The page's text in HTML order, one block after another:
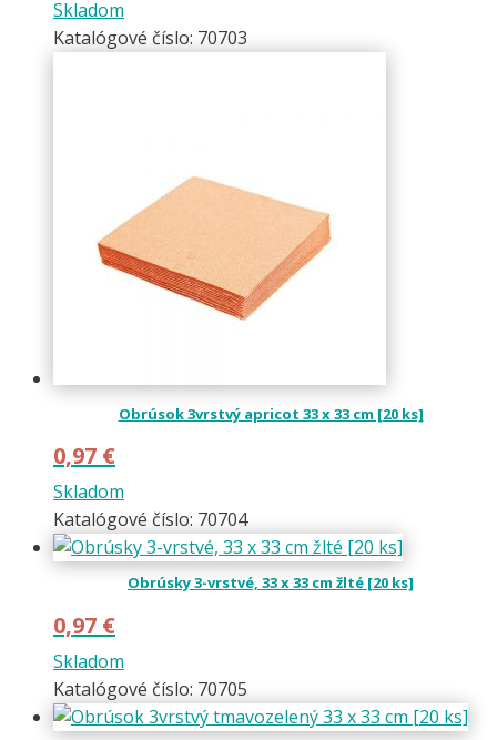
Skladom
Katalógové číslo: 70703
Obrúsok 3vrstvý apricot 33 x 33 cm [20 ks]
0,97 €
Skladom
Katalógové číslo: 70704
Obrúsky 3-vrstvé, 33 x 33 cm žlté [20 ks]
0,97 €
Skladom
Katalógové číslo: 70705